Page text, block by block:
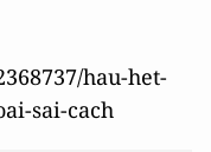
sạc đầy